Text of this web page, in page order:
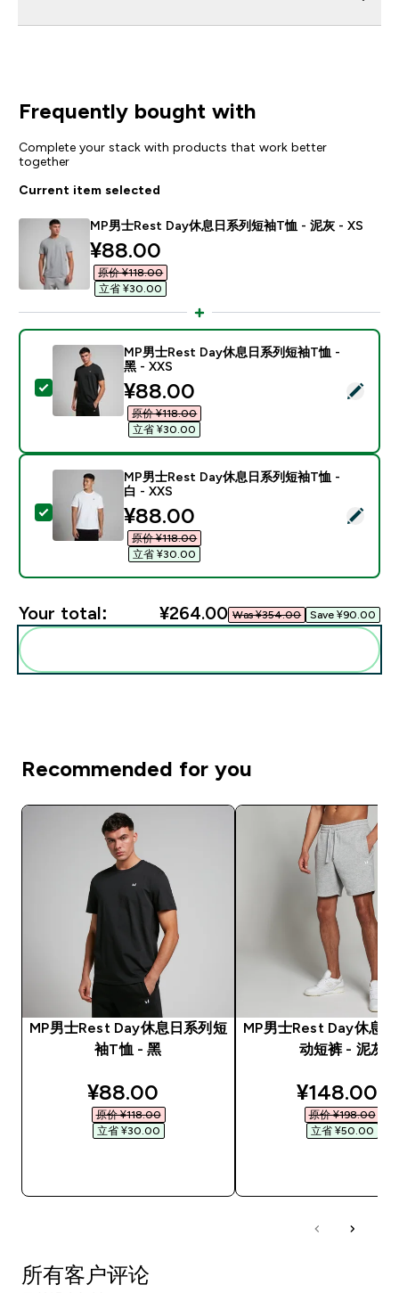
Frequently bought with
Complete your stack with products that work better
together
Current item selected
MP男士Rest Day休息日系列短袖T恤 - 泥灰 - XS
discounted price
¥88.00‎
原价 ¥118.00‎
立省 ¥30.00‎
Select this product - MP男士Rest Day休息日系列短
MP男士Rest Day休息日系列短袖T恤 -
黑 - XXS
discounted price
¥88.00‎
原价 ¥118.00‎
立省 ¥30.00‎
Select this product - MP男士Rest Day休息日系列短
MP男士Rest Day休息日系列短袖T恤 -
白 - XXS
discounted price
¥88.00‎
原价 ¥118.00‎
立省 ¥30.00‎
Your total: ¥264.00‎ Was ¥354.00‎ Save ¥90.00‎
Recommended for you
MP男士Rest Day休息日系列短
袖T恤 - 黑
discounted price
¥88.00‎
原价 ¥118.00‎
立省 ¥30.00‎
MP男士Rest Day休息
动短裤 - 泥灰
¥148.00‎
原价 ¥198.00‎
立省 ¥50.00‎
所有客户评论